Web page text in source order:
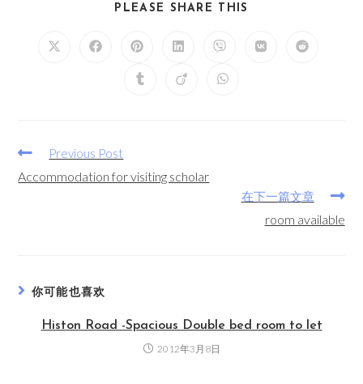
PLEASE SHARE THIS
Previous Post
Accommodation for visiting scholar
在下一篇文章
room available
你可能也喜欢
Histon Road -Spacious Double bed room to let
2012年3月8日